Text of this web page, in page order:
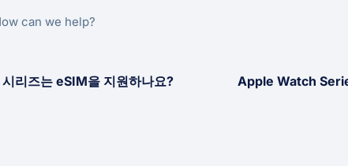
can we help?
리즈는 eSIM을 지원하나요? Apple Watch